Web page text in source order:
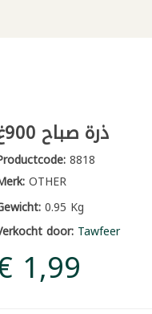
ذرة صباح 900غ
8818
OTHER
0.95 Kg
door: Tawfeer
1,99